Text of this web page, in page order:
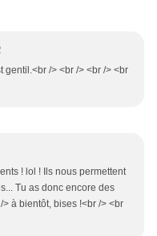
gentil.<br /> <br /> <br /> <br
! lol ! Ils nous permettent
Tu as donc encore des
à bientôt, bises !<br /> <br